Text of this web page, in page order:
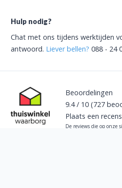
Hulp nodig?
Chat met ons tijdens werktijden
antwoord. Liever bellen? 088 - 24
Beoordelingen
9.4/ 10 (727
Plaats een
De reviews die op onze